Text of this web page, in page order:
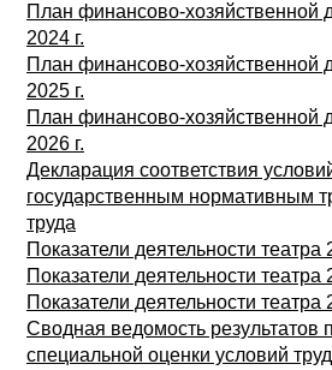
План финансово-хозяйственной
2024 г.
План финансово-хозяйственной
2025 г.
План финансово-хозяйственной
2026 г.
Декларация соответствия
государственным нормативным
труда
Показатели деятельности театра
Показатели деятельности театра
Показатели деятельности театра
Сводная ведомость результатов
специальной оценки условий